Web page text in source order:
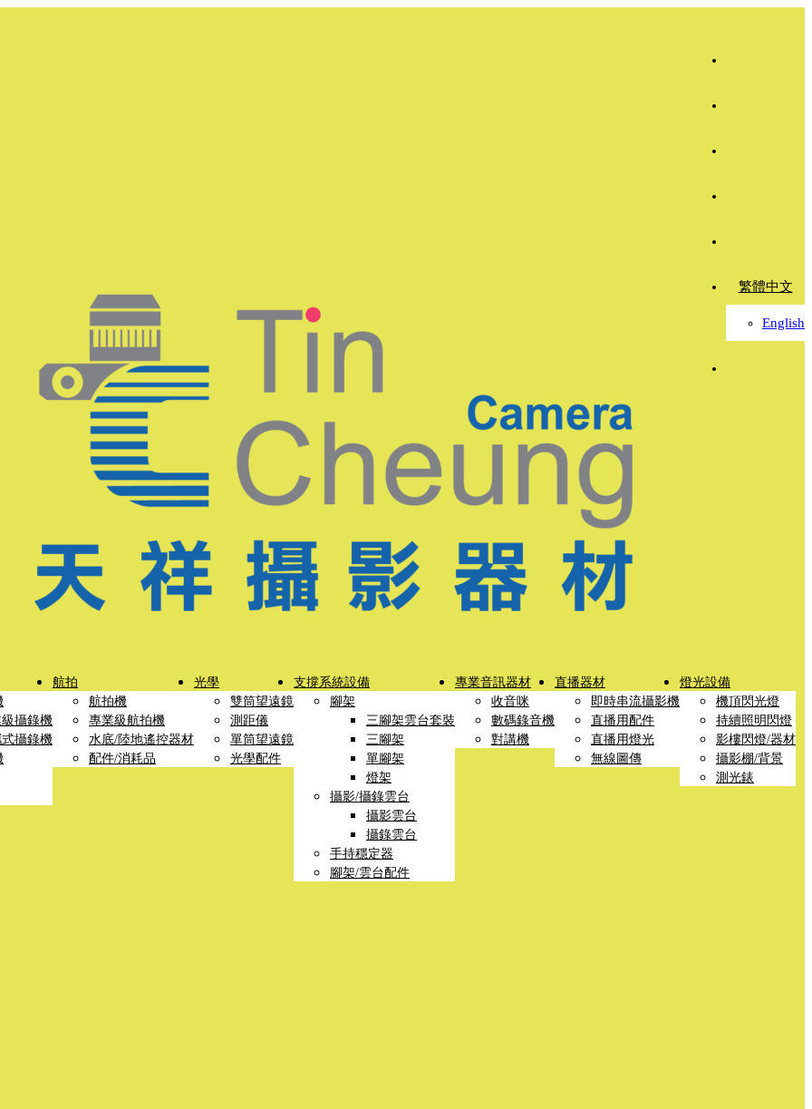
繁體中文
English
攝錄機
攝錄機
航拍
航拍機
專業級航拍機
水底/陸地遙控器材
配件/消耗品
光學
雙筒望遠鏡
測距儀
單筒望遠鏡
光學配件
支撐系統設備
腳架
三腳架雲台套裝
三腳架
單腳架
燈架
攝影/攝錄雲台
攝影雲台
攝錄雲台
手持穩定器
腳架/雲台配件
專業音訊器材
收音咪
數碼錄音機
對講機
直播器材
即時串流攝影機
直播用配件
直播用燈光
無線圖傳
燈光設備
機頂閃光燈
持續照明閃燈
影樓閃燈/器材
攝影棚/背景
測光錶